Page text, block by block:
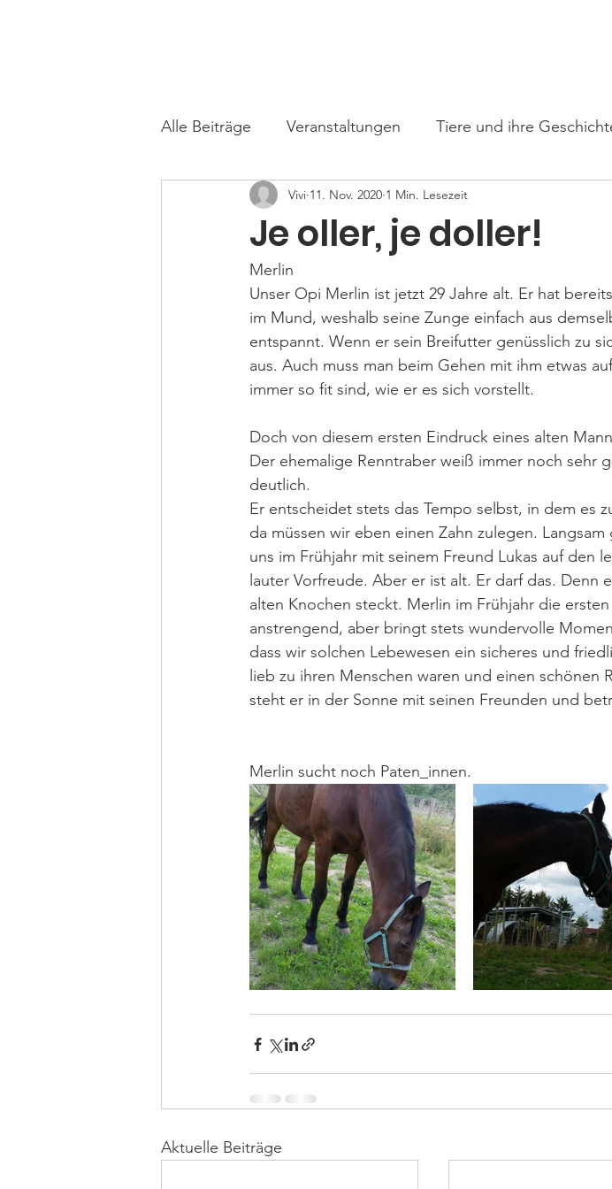
Alle Beiträge Veranstaltungen Tiere und ihre
Je oller, je doller!
Vivi 11. Nov. 2020 1 Min. Lesezeit
Merlin
Unser Opi Merlin ist jetzt 29 Jahre alt. Er hat
im Mund, weshalb seine Zunge einfach aus
entspannt. Wenn er sein Breifutter genüsslich zu
aus. Auch muss man beim Gehen mit ihm etwas
immer so fit sind, wie er es sich vorstellt.
Doch von diesem ersten Eindruck eines alten
Der ehemalige Renntraber weiß immer noch sehr
deutlich.
Er entscheidet stets das Tempo selbst, in dem es
da müssen wir eben einen Zahn zulegen.
uns im Frühjahr mit seinem Freund Lukas auf den
lauter Vorfreude. Aber er ist alt. Er darf das. Denn
alten Knochen steckt. Merlin im Frühjahr die
anstrengend, aber bringt stets wundervolle
dass wir solchen Lebewesen ein sicheres und
lieb zu ihren Menschen waren und einen schönen
steht er in der Sonne mit seinen Freunden und
Merlin sucht noch Paten_innen.
Aktuelle Beiträge